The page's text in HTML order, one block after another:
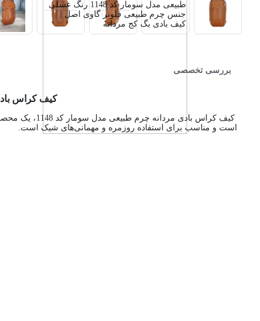
بررسی تخصصی
کیف کراس بادی مردانه
کیف کراس بادی مردانه چرم طبیعی مدل سومار کد 1148، یک محصول با کیفیت و شیک است که با استفاده از چرم طبیعی فلوتر گاوی ساخته شده است. این
است و مناسب برای استفاده روزمره و مهمانی‌های شیک است.